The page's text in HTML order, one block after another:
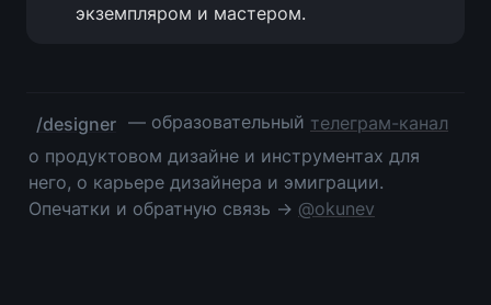
экземпляром и мастером.
/designer — образовательный телеграм-канал
о продуктовом дизайне и инструментах для
него, о карьере дизайнера и эмиграции.
Опечатки и обратную связь → @okunev